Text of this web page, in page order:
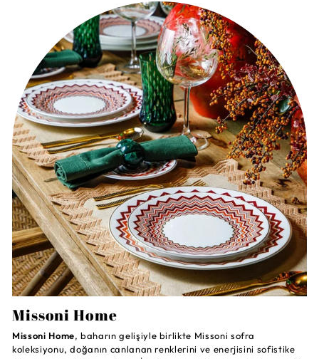
Missoni Home
Missoni Home, baharın gelişiyle birlikte Missoni sofra
koleksiyonu, doğanın canlanan renklerini ve enerjisini sofistike